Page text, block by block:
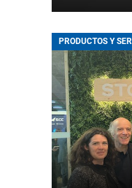
PRODUCTOS Y